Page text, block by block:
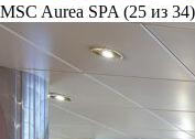
MSC Aurea SPA (25 из 34)